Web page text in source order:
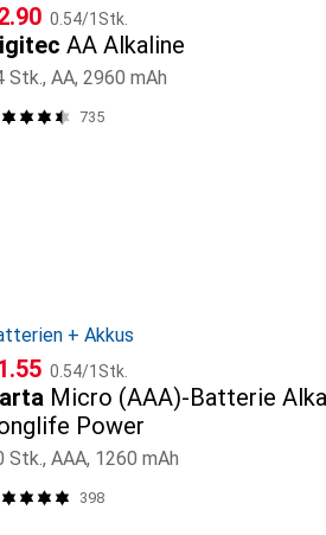
CHF
0.54/1Stk.
AA Alkaline
Stk., AA, 2960 mAh
735
+ Akkus
CHF
0.54/1Stk.
Micro (AAA)-Batterie
Power
Stk., AAA, 1260 mAh
398